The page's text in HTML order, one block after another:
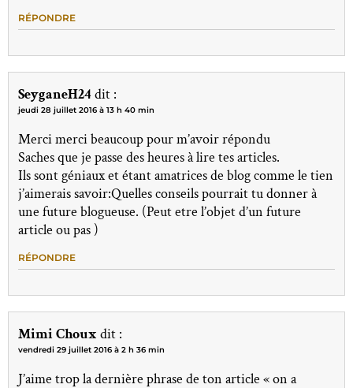
RÉPONDRE
SeyganeH24dit :
jeudi 28 juillet 2016 à 13 h 40 min
Merci merci beaucoup pour m’avoir répondu
Saches que je passe des heures à lire tes articles.
Ils sont géniaux et étant amatrices de blog comme le tien
j’aimerais savoir:Quelles conseils pourrait tu donner à
une future blogueuse. (Peut etre l’objet d’un future
article ou pas )
RÉPONDRE
Mimi Choux dit :
vendredi 29 juillet 2016 à 2 h 36 min
J’aime trop la dernière phrase de ton article « on a